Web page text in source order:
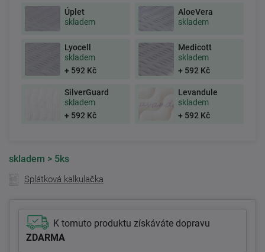
Úplet
skladem
AloeVera
skladem
Lyocell
skladem
+ 592 Kč
Medicott
skladem
+ 592 Kč
SilverGuard
skladem
+ 592 Kč
Levandule
skladem
+ 592 Kč
skladem > 5ks
Splátková kalkulačka
K tomuto produktu získáváte dopravu
ZDARMA